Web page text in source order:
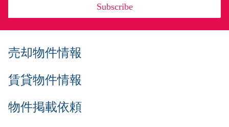
Subscribe
売却物件情報
賃貸物件情報
物件掲載依頼